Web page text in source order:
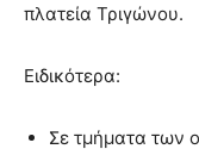
πλατεία Τριγώνου.
Ειδικότερα:
Σε τμήματα των